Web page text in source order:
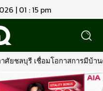
| 01 : 15 pm
มีบ้านคุณภาพ รองรับการเติบโ